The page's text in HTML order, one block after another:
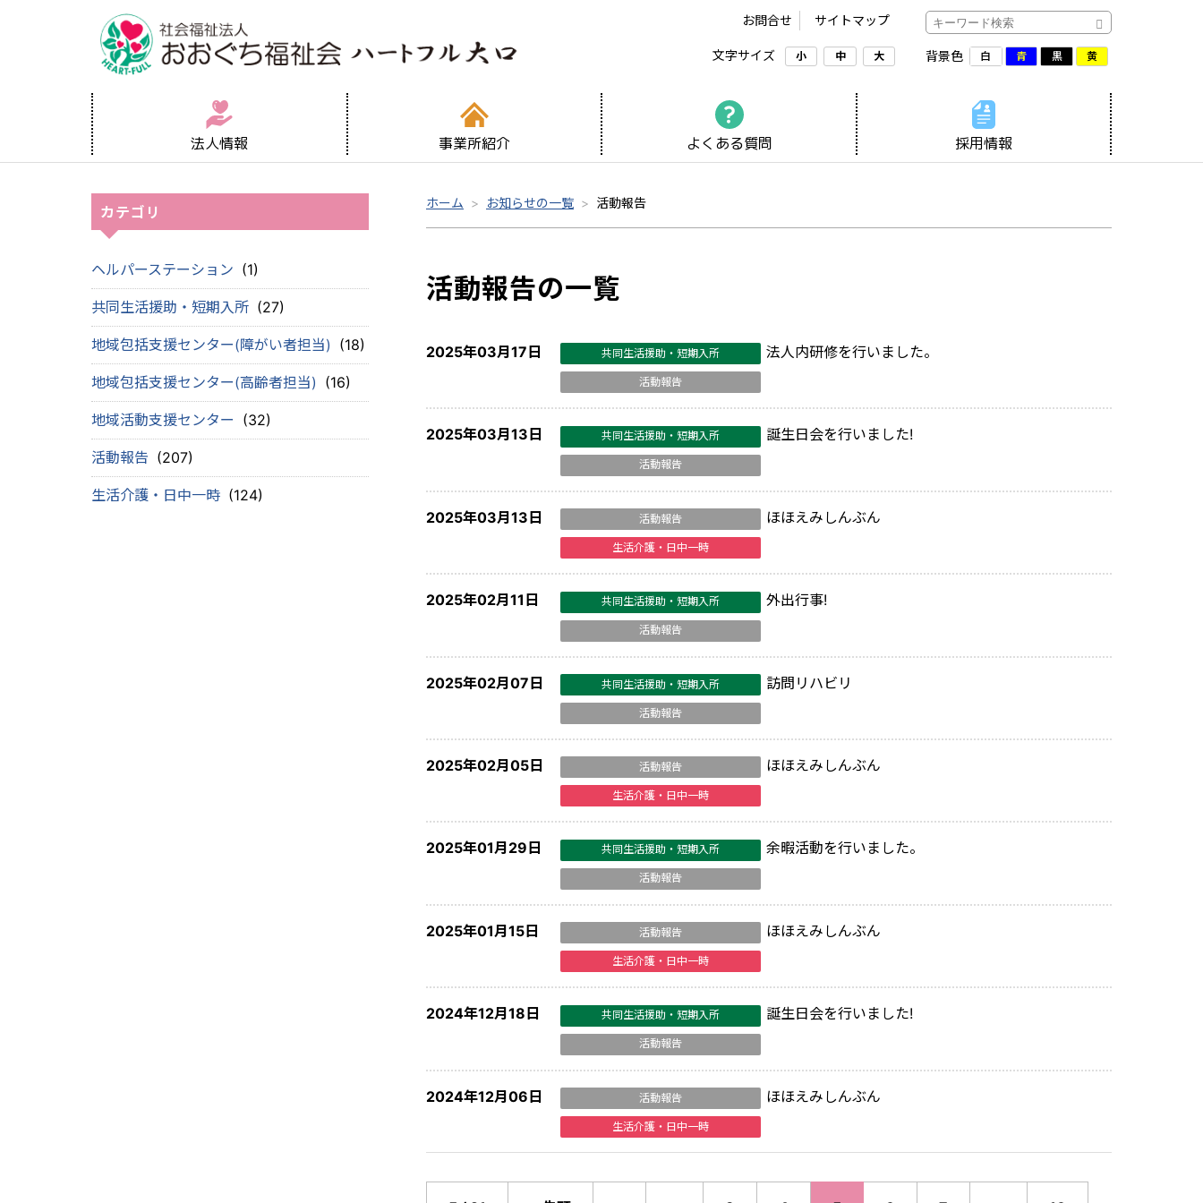
お問合せ サイトマップ
文字サイズ 小 中 大 背景色 白 青 黒 黄
法人情報 事業所紹介 よくある質問 採用情報
カテゴリ
ヘルパーステーション (1)
共同生活援助・短期入所 (27)
地域包括支援センター(障がい者担当) (18)
地域包括支援センター(高齢者担当) (16)
地域活動支援センター (32)
活動報告 (207)
生活介護・日中一時 (124)
ホーム お知らせの一覧 活動報告
活動報告の一覧
2025年03月17日 共同生活援助・短期入所
活動報告
法人内研修を行いました。
2025年03月13日 共同生活援助・短期入所
活動報告
誕生日会を行いました!
2025年03月13日 活動報告
生活介護・日中一時
ほほえみしんぶん
2025年02月11日 共同生活援助・短期入所
活動報告
外出行事!
2025年02月07日 共同生活援助・短期入所
活動報告
訪問リハビリ
2025年02月05日 活動報告
生活介護・日中一時
ほほえみしんぶん
2025年01月29日 共同生活援助・短期入所
活動報告
余暇活動を行いました。
2025年01月15日 活動報告
生活介護・日中一時
ほほえみしんぶん
2024年12月18日 共同生活援助・短期入所
活動報告
誕生日会を行いました!
2024年12月06日 活動報告
生活介護・日中一時
ほほえみしんぶん